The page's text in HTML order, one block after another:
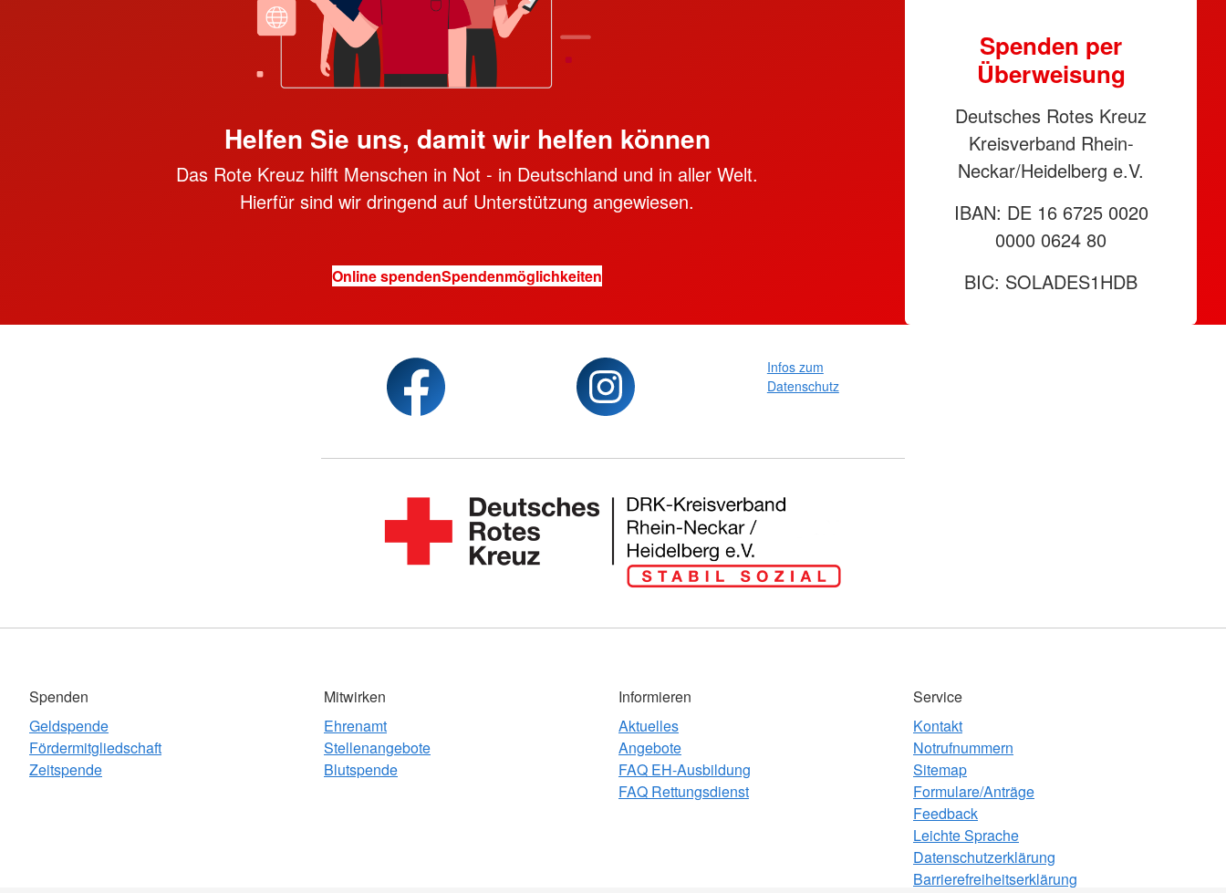
Helfen Sie uns, damit wir helfen können
Das Rote Kreuz hilft Menschen in Not - in Deutschland und in aller Welt.
Hierfür sind wir dringend auf Unterstützung angewiesen.
Online spendenSpendenmöglichkeiten
Spenden per
Überweisung
Deutsches Rotes Kreuz
Kreisverband Rhein-
Neckar/Heidelberg e.V.
IBAN: DE 16 6725 0020
0000 0624 80
BIC: SOLADES1HDB
Infos zum
Datenschutz
Spenden
Geldspende
Fördermitgliedschaft
Zeitspende
Mitwirken
Ehrenamt
Stellenangebote
Blutspende
Informieren
Aktuelles
Angebote
FAQ EH-Ausbildung
FAQ Rettungsdienst
Service
Kontakt
Notrufnummern
Sitemap
Formulare/Anträge
Feedback
Leichte Sprache
Datenschutzerklärung
Barrierefreiheitserklärung